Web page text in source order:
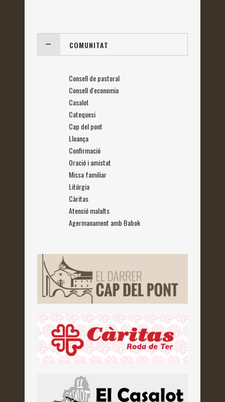
COMUNITAT
Consell de pastoral
Consell d'economia
Casalot
Catequesi
Cap del pont
Lloança
Confirmació
Oració i amistat
Missa familiar
Litúrgia
Càritas
Atenció malalts
Agermanament amb Babok